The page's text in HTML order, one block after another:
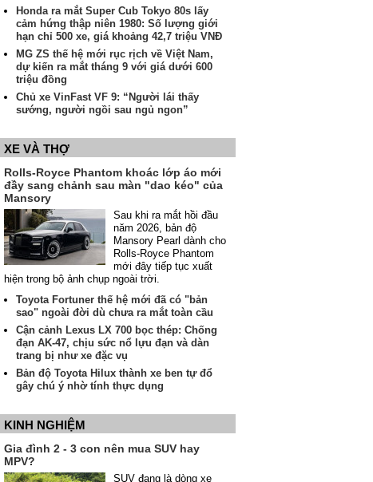
Honda ra mắt Super Cub Tokyo 80s lấy
cảm hứng thập niên 1980: Số lượng giới
hạn chỉ 500 xe, giá khoảng 42,7 triệu VNĐ
MG ZS thế hệ mới rục rịch về Việt Nam,
dự kiến ra mắt tháng 9 với giá dưới 600
triệu đồng
Chủ xe VinFast VF 9: “Người lái thấy
sướng, người ngồi sau ngủ ngon”
XE VÀ THỢ
Rolls-Royce Phantom khoác lớp áo mới
đầy sang chảnh sau màn "dao kéo" của
Mansory
Sau khi ra mắt hồi đầu
năm 2026, bản độ
Mansory Pearl dành cho
Rolls-Royce Phantom
mới đây tiếp tục xuất
hiện trong bộ ảnh chụp ngoài trời.
Toyota Fortuner thế hệ mới đã có "bản
sao" ngoài đời dù chưa ra mắt toàn cầu
Cận cảnh Lexus LX 700 bọc thép: Chống
đạn AK-47, chịu sức nổ lựu đạn và dàn
trang bị như xe đặc vụ
Bản độ Toyota Hilux thành xe ben tự đổ
gây chú ý nhờ tính thực dụng
KINH NGHIỆM
Gia đình 2 - 3 con nên mua SUV hay
MPV?
SUV đang là dòng xe